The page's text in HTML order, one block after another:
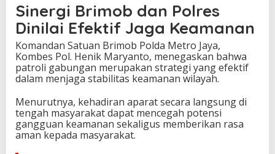
Sinergi Brimob dan Polres
Dinilai Efektif Jaga Keamanan
Komandan Satuan Brimob Polda Metro Jaya,
Kombes Pol. Henik Maryanto, menegaskan bahwa
patroli gabungan merupakan strategi yang efektif
dalam menjaga stabilitas keamanan wilayah.
Menurutnya, kehadiran aparat secara langsung di
tengah masyarakat dapat mencegah potensi
gangguan keamanan sekaligus memberikan rasa
aman kepada masyarakat.